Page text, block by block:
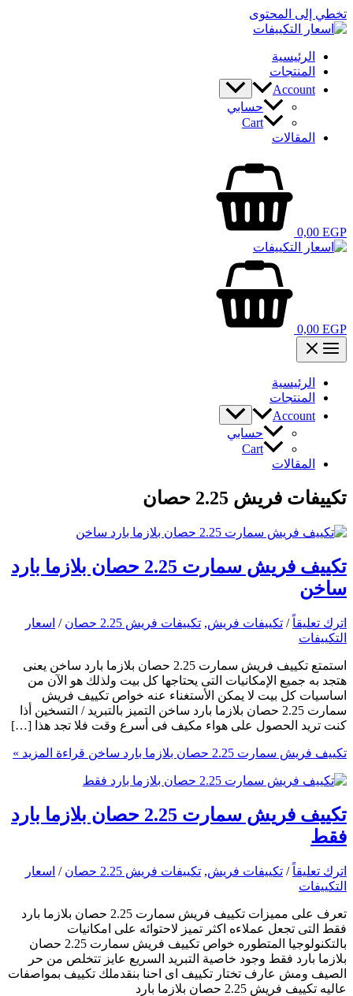
تخطي إلى المحتوى
الرئيسية
المنتجات
Account
حسابي
Cart
المقالات
0,00 EGP
0,00 EGP
الرئيسية
المنتجات
Account
حسابي
Cart
المقالات
تكييفات فريش 2.25 حصان
تكييف فريش سمارت 2.25 حصان بلازما بارد
ساخن
اترك تعليقاً / تكييفات فريش, تكييفات فريش 2.25 حصان / اسعار
التكييفات
استمتع تكييف فريش سمارت 2.25 حصان بلازما بارد ساخن يعنى
هتجد به جميع الإمكانيات التى يحتاجها كل بيت ولذلك هو الآن من
اساسيات كل بيت لا يمكن الأستغناء عنه خواص تكييف فريش
سمارت 2.25 حصان بلازما بارد ساخن التميز بالتبريد / التسخين أذا
كنت تريد الحصول على هواء مكيف فى أسرع وقت فلا تجد هذا […]
تكييف فريش سمارت 2.25 حصان بلازما بارد ساخن قراءة المزيد »
تكييف فريش سمارت 2.25 حصان بلازما بارد
فقط
اترك تعليقاً / تكييفات فريش, تكييفات فريش 2.25 حصان / اسعار
التكييفات
تعرف على مميزات تكييف فريش سمارت 2.25 حصان بلازما بارد
فقط التى تجعل عملاءه اكثر تميز لاحتوائه على امكانيات
بالتكنولوجيا المتطوره خواص تكييف فريش سمارت 2.25 حصان
بلازما بارد فقط وجود خاصية التبريد السريع عايز تتخلص من حر
الصيف ومش عارف تختار تكييف اى احنا بنقدملك تكييف بمواصفات
عاليه تكييف فريش 2.25 حصان بلازما بارد